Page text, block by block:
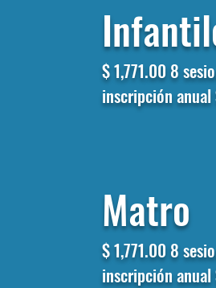
$ 1,771.008
inscripción
Matro
$ 1,771.008
inscripción